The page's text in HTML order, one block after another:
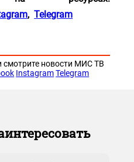
, Telegram
смотрите новости МИС ТВ
Instagram Telegram